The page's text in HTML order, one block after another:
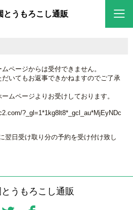
とうもろこし通販
ページからは受付できません。
いてもお返事できかねますのでご了承
ムページよりお受けしております。
?_gl=1*1kg8lt8*_gcl_au*MjEyNDc
翌日受け取り分の予約を受け付け致し
うもろこし通販